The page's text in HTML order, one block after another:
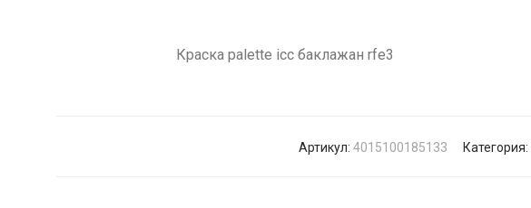
Краска palette icc баклажан rfe3
Артикул: 4015100185133 Категория: